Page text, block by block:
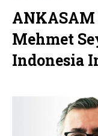
ANKASAM
Mehmet
Indonesia